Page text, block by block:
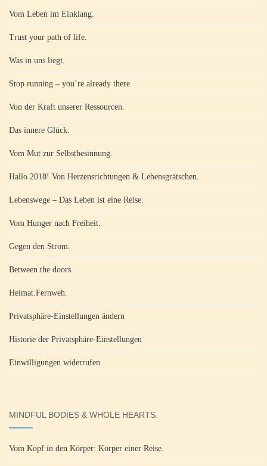
Vom Leben im Einklang.
Trust your path of life.
Was in uns liegt.
Stop running – you’re already there.
Von der Kraft unserer Ressourcen.
Das innere Glück.
Vom Mut zur Selbstbesinnung.
Hallo 2018! Von Herzensrichtungen & Lebensgrätschen.
Lebenswege – Das Leben ist eine Reise.
Vom Hunger nach Freiheit.
Gegen den Strom.
Between the doors.
Heimat.Fernweh.
Privatsphäre-Einstellungen ändern
Historie der Privatsphäre-Einstellungen
Einwilligungen widerrufen
MINDFUL BODIES & WHOLE HEARTS.
Vom Kopf in den Körper: Körper einer Reise.